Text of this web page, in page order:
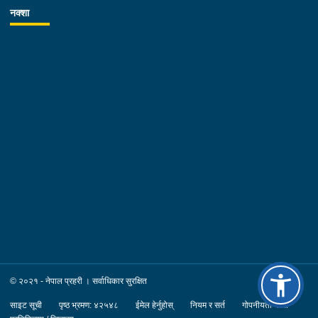
नक्शा
© २०२१ - नेपाल प्रहरी । सर्वाधिकार सुरक्षित
साइट सूची पृष्ठ भ्रमण: ४२५४८ ईमेल हेर्नुहोस् नियम र सर्त
गोपनीयता नीति